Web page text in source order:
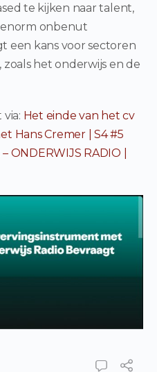
te kijken naar talent,
onbenut
een kans voor sectoren
het onderwijs en de
Het einde van het cv
Hans Cremer | S4 #5
ONDERWIJS RADIO |